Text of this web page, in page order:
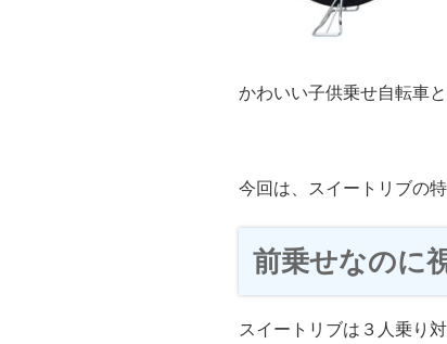
かわいい子供乗せ自転車
今回は、スイートリブの
前乗せなのに
スイートリブは３人乗り